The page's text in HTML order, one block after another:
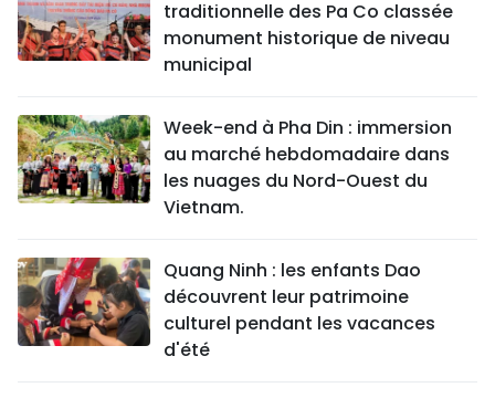
traditionnelle des Pa Co classée
monument historique de niveau
municipal
Week-end à Pha Din : immersion
au marché hebdomadaire dans
les nuages du Nord-Ouest du
Vietnam.
Quang Ninh : les enfants Dao
découvrent leur patrimoine
culturel pendant les vacances
d'été